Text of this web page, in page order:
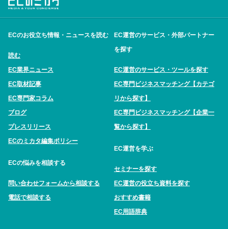
ECのお役立ち情報・ニュースを読む
読む
EC業界ニュース
EC取材記事
EC専門家コラム
ブログ
プレスリリース
ECのミカタ編集ポリシー
ECの悩みを相談する
問い合わせフォームから相談する
電話で相談する
EC運営のサービス・外部パートナー
を探す
EC運営のサービス・ツールを探す
EC専門ビジネスマッチング【カテゴ
リから探す】
EC専門ビジネスマッチング【企業一
覧から探す】
EC運営を学ぶ
セミナーを探す
EC運営の役立ち資料を探す
おすすめ書籍
EC用語辞典